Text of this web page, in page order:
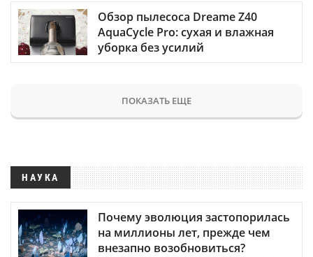
Обзор пылесоса Dreame Z40
AquaCycle Pro: сухая и влажная
уборка без усилий
ПОКАЗАТЬ ЕЩЕ
НАУКА
Почему эволюция застопорилась
на миллионы лет, прежде чем
внезапно возобновиться?